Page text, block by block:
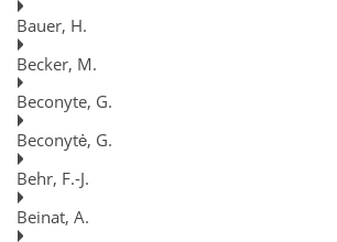
Bauer, H.
Becker, M.
Beconyte, G.
Beconytė, G.
Behr, F.-J.
Beinat, A.